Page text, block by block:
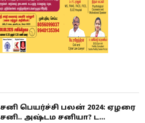
சனி பெயர்ச்சி பலன் 2024: ஏழரை
சனி.. அஷ்டம சனியா? ட...